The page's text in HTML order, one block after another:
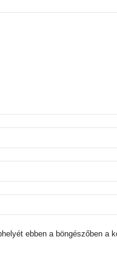
ebben a böngészőben a